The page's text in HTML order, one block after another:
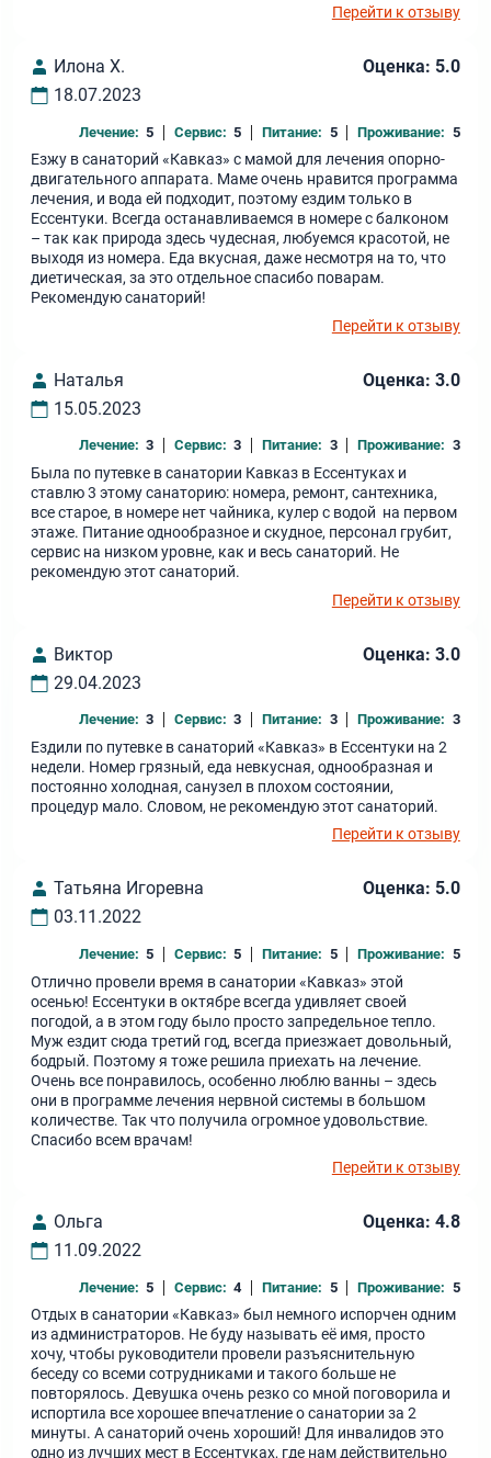
Перейти к отзыву
Илона Х.
18.07.2023
Оценка: 5.0
Лечение: 5 Сервис: 5 Питание: 5 Проживание: 5
Езжу в санаторий «Кавказ» с мамой для лечения опорно-
двигательного аппарата. Маме очень нравится программа
лечения, и вода ей подходит, поэтому ездим только в
Ессентуки. Всегда останавливаемся в номере с балконом
– так как природа здесь чудесная, любуемся красотой, не
выходя из номера. Еда вкусная, даже несмотря на то, что
диетическая, за это отдельное спасибо поварам.
Рекомендую санаторий!
Перейти к отзыву
Наталья
15.05.2023
Оценка: 3.0
Лечение: 3 Сервис: 3 Питание: 3 Проживание: 3
Была по путевке в санатории Кавказ в Ессентуках и
ставлю 3 этому санаторию: номера, ремонт, сантехника,
все старое, в номере нет чайника, кулер с водой на первом
этаже. Питание однообразное и скудное, персонал грубит,
сервис на низком уровне, как и весь санаторий. Не
рекомендую этот санаторий.
Перейти к отзыву
Виктор
29.04.2023
Оценка: 3.0
Лечение: 3 Сервис: 3 Питание: 3 Проживание: 3
Ездили по путевке в санаторий «Кавказ» в Ессентуки на 2
недели. Номер грязный, еда невкусная, однообразная и
постоянно холодная, санузел в плохом состоянии,
процедур мало. Словом, не рекомендую этот санаторий.
Перейти к отзыву
Татьяна Игоревна
03.11.2022
Оценка: 5.0
Лечение: 5 Сервис: 5 Питание: 5 Проживание: 5
Отлично провели время в санатории «Кавказ» этой
осенью! Ессентуки в октябре всегда удивляет своей
погодой, а в этом году было просто запредельное тепло.
Муж ездит сюда третий год, всегда приезжает довольный,
бодрый. Поэтому я тоже решила приехать на лечение.
Очень все понравилось, особенно люблю ванны – здесь
они в программе лечения нервной системы в большом
количестве. Так что получила огромное удовольствие.
Спасибо всем врачам!
Перейти к отзыву
Ольга
11.09.2022
Оценка: 4.8
Лечение: 5 Сервис: 4 Питание: 5 Проживание: 5
Отдых в санатории «Кавказ» был немного испорчен одним
из администраторов. Не буду называть её имя, просто
хочу, чтобы руководители провели разъяснительную
беседу со всеми сотрудниками и такого больше не
повторялось. Девушка очень резко со мной поговорила и
испортила все хорошее впечатление о санатории за 2
минуты. А санаторий очень хороший! Для инвалидов это
одно из лучших мест в Ессентуках, где нам действительно